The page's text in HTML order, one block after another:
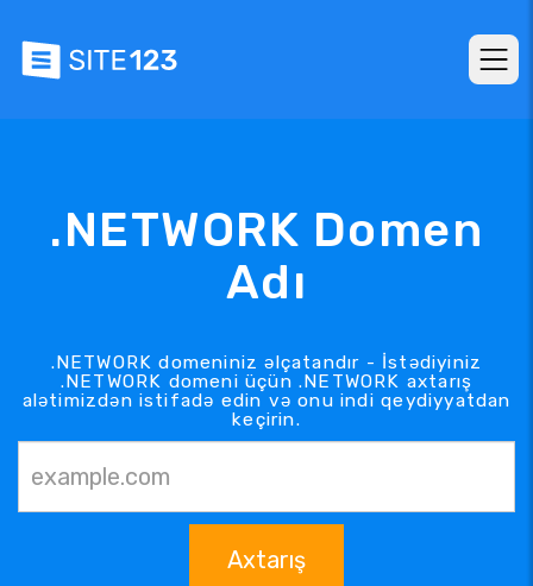
.NETWORK Domen
Adı
.NETWORK domeniniz əlçatandır - İstədiyiniz
.NETWORK domeni üçün .NETWORK axtarış
alətimizdən istifadə edin və onu indi qeydiyyatdan
keçirin.
Axtarış